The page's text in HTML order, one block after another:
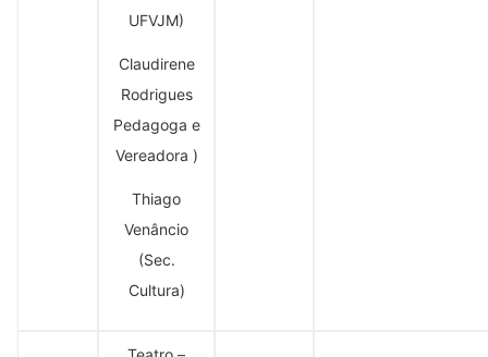
UFVJM)
Claudirene
Rodrigues
Pedagoga e
Vereadora )
Thiago
Venâncio
(Sec.
Cultura)